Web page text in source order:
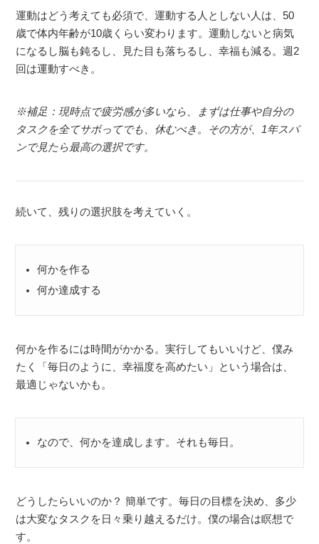
運動はどう考えても必須で、運動する人としない人は、50
歳で体内年齢が10歳くらい変わります。運動しないと病気
になるし脳も鈍るし、見た目も落ちるし、幸福も減る。週2
回は運動すべき。
※補足：現時点で疲労感が多いなら、まずは仕事や自分の
タスクを全てサボってでも、休むべき。その方が、1年スパ
ンで見たら最高の選択です。
続いて、残りの選択肢を考えていく。
何かを作る
何か達成する
何かを作るには時間がかかる。実行してもいいけど、僕み
たく「毎日のように、幸福度を高めたい」という場合は、
最適じゃないかも。
なので、何かを達成します。それも毎日。
どうしたらいいのか？ 簡単です。毎日の目標を決め、多少
は大変なタスクを日々乗り越えるだけ。僕の場合は瞑想で
す。